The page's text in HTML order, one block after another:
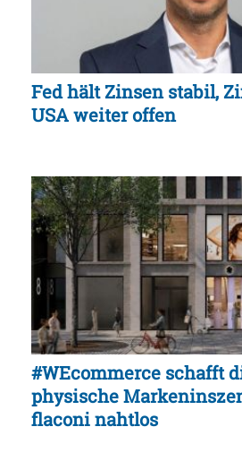
Fed hält Zinsen stabil,
USA weiter offen
#WEcommerce schafft
physische
flaconi nahtlos